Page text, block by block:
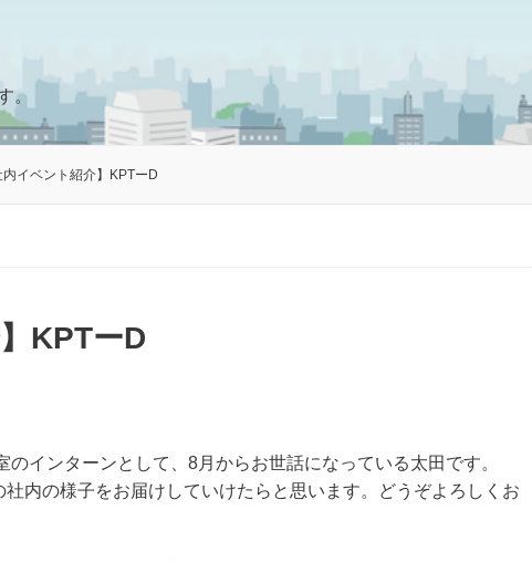
。
内イベント紹介】KPTーD
KPTーD
インターンとして、8月からお世話になっている太田です。
内の様子をお届けしていけたらと思います。どうぞよろしくお